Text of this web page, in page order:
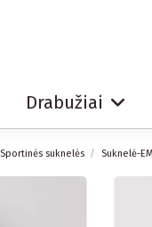
Drabužiai
Sportinės suknelės Suknelė-